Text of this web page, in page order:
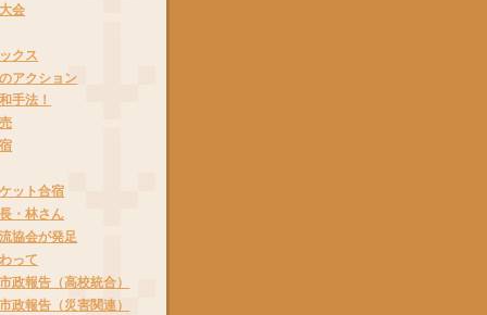
会
クス
アクション
手法！
ット合宿
・林さん
協会が発足
って
政報告（高校統合）
政報告（災害関連）